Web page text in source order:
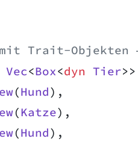
Trait-Objekten
Vec<Box<dyn Tier>>
(Hund),
(Katze),
(Hund),